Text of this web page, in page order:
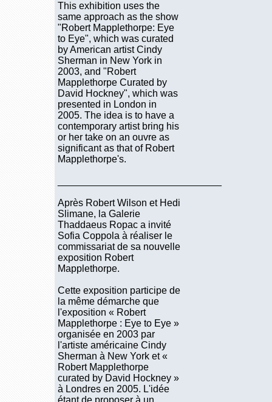
This exhibition uses the
same approach as the show
"Robert Mapplethorpe: Eye
to Eye", which was curated
by American artist Cindy
Sherman in New York in
2003, and "Robert
Mapplethorpe Curated by
David Hockney", which was
presented in London in
2005. The idea is to have a
contemporary artist bring his
or her take on an ouvre as
significant as that of Robert
Mapplethorpe's.
Après Robert Wilson et Hedi
Slimane, la Galerie
Thaddaeus Ropac a invité
Sofia Coppola à réaliser le
commissariat de sa nouvelle
exposition Robert
Mapplethorpe.
Cette exposition participe de
la même démarche que
l'exposition « Robert
Mapplethorpe : Eye to Eye »
organisée en 2003 par
l'artiste américaine Cindy
Sherman à New York et «
Robert Mapplethorpe
curated by David Hockney »
à Londres en 2005. L'idée